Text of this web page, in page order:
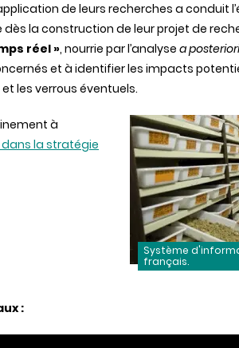
de leurs recherches a conduit
la construction de leur projet de
réel », nourrie par l’analyse a
et à identifier les impacts
les verrous éventuels.
Système
français.
à
la stratégie
: